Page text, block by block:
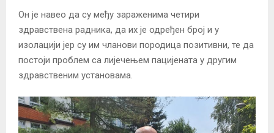
Он је навео да су међу зараженима четири
здравствена радника, да их је одређен број и у
изолацији јер су им чланови породица позитивни, те да
постоји проблем са лијечењем пацијената у другим
здравственим установама.